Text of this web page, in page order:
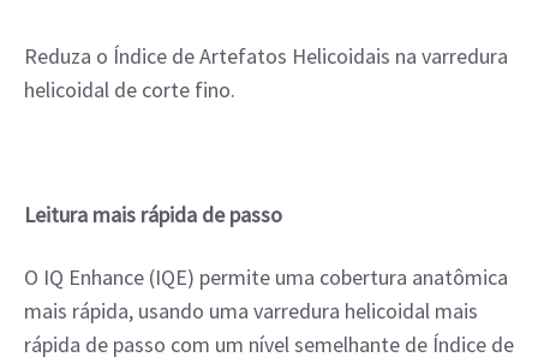
Reduza o Índice de Artefatos Helicoidais na varredura
helicoidal de corte fino.
Leitura mais rápida de passo
O IQ Enhance (IQE) permite uma cobertura anatômica
mais rápida, usando uma varredura helicoidal mais
rápida de passo com um nível semelhante de Índice de